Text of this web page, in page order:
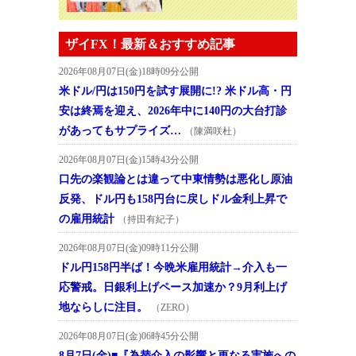
ザイFX！最新＆おすすめ記事
2026年08月07日(金)18時09分公開
米ドル/円は150円を試す展開に!? 米ドル高・円
安は終焉を迎え、2026年中に140円の大台打診
があってもサプライズ…
（陳満咲杜）
2026年08月07日(金)15時43分公開
口先の楽観論とは違って中東情勢は悪化し原油
反発、ドル円も158円台に戻しドル金利上昇で
の雇用統計
（持田有紀子）
2026年08月07日(金)09時11分公開
ドル円158円半ば！今晩米雇用統計→介入も一
応警戒。日銀利上げペース加速か？9月利上げ
地ならしに注目。
（ZERO）
2026年08月07日(金)06時45分公開